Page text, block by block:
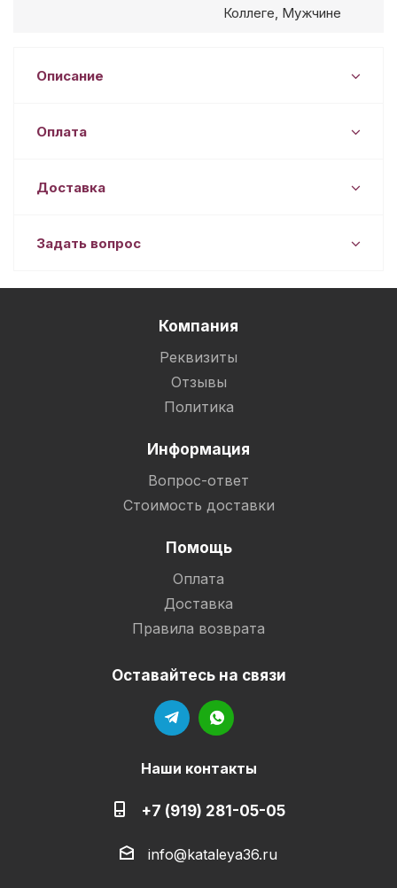
Коллеге, Мужчине
Описание
Оплата
Доставка
Задать вопрос
Компания
Реквизиты
Отзывы
Политика
Информация
Вопрос-ответ
Стоимость доставки
Помощь
Оплата
Доставка
Правила возврата
Оставайтесь на связи
Наши контакты
+7 (919) 281-05-05
info@kataleya36.ru